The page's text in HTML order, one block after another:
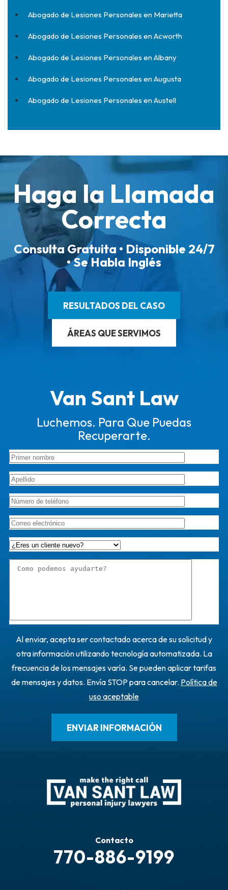
Abogado de Lesiones Personales en Marietta
Abogado de Lesiones Personales en Acworth
Abogado de Lesiones Personales en Albany
Abogado de Lesiones Personales en Augusta
Abogado de Lesiones Personales en Austell
Haga la Llamada
Correcta
Consulta Gratuita • Disponible 24/7
• Se Habla Inglés
RESULTADOS DEL CASO
ÁREAS QUE SERVIMOS
Van Sant Law
Luchemos. Para Que Puedas
Recuperarte.
Al enviar, acepta ser contactado acerca de su solicitud y
otra información utilizando tecnología automatizada. La
frecuencia de los mensajes varía. Se pueden aplicar tarifas
de mensajes y datos. Envía STOP para cancelar. Política de
uso aceptable
Contacto
770-886-9199